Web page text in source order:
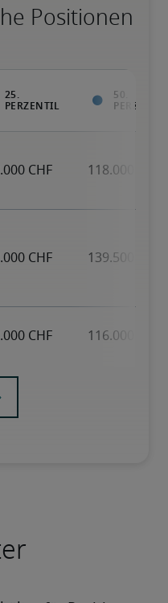
Positionen